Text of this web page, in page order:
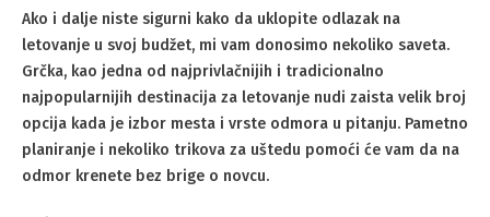
Ako i dalje niste sigurni kako da uklopite odlazak na
letovanje u svoj budžet, mi vam donosimo nekoliko saveta.
Grčka, kao jedna od najprivlačnijih i tradicionalno
najpopularnijih destinacija za letovanje nudi zaista velik broj
opcija kada je izbor mesta i vrste odmora u pitanju. Pametno
planiranje i nekoliko trikova za uštedu pomoći će vam da na
odmor krenete bez brige o novcu.